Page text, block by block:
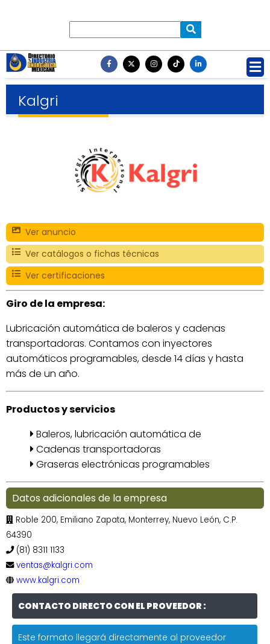
Kalgri
Ver anuncio
Ver catálogos o fichas técnicas
Ver certificaciones
Giro de la empresa:
Lubricación automática de baleros y cadenas
transportadoras. Contamos con inyectores
automáticos programables, desde 14 días y hasta
más de un año.
Productos y servicios
Baleros, lubricación automática de
Cadenas transportadoras
Graseras electrónicas programables
Datos adicionales de la empresa
Roble 200, Emiliano Zapata, Monterrey, Nuevo León, C.P.
64390
(81) 8311 1133
ventas@kalgri.com
www.kalgri.com
CONTACTO DIRECTO CON EL PROVEEDOR :
Este formato llegará directamente al proveedor